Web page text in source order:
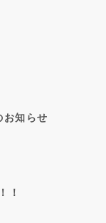
お知らせ
！